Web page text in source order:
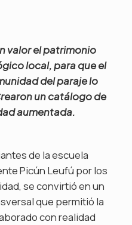
valor el patrimonio
local, para que el
del paraje lo
un catálogo de
aumentada.
de la escuela
Picún Leufú por los
se convirtió en un
que permitió la
con realidad